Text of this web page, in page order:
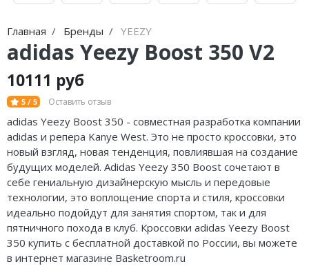
Главная Бренды YEEZY
adidas Yeezy Boost 350 V2
10111 руб
5 / 5 Оставить отзыв
adidas Yeezy Boost 350 - совместная разработка компании
adidas и репера Kanye West. Это не просто кроссовки, это
новый взгляд, новая тенденция, повлиявшая на создание
будущих моделей. Adidas Yeezy 350 Boost сочетают в
себе гениальную дизайнерскую мысль и передовые
технологии, это воплощение спорта и стиля, кроссовки
идеально подойдут для занятия спортом, так и для
пятничного похода в клуб. Кроссовки adidas Yeezy Boost
350 купить с бесплатной доставкой по России, вы можете
в интернет магазине Basketroom.ru
Jordan Tatum
Air Jordan 312
Air Jordan 40
Air Jordan 39
Air Jordan 38
Air Jordan 37
Air Jordan 36
Air Jordan 1
Air Jordan 3
Nike Dunk
Nike Shox
Nike Blazer
Nike P-6000
Nike Initiator
Nike Pegasus
Nike Precision
Nike Hyperdunk
Nike Hyperset
adidas Samba
adidas Gazelle
adidas Handball
adidas Adistar
adidas adiFOM
adidas Adizero
adidas Harden
adidas Dame
adidas AE